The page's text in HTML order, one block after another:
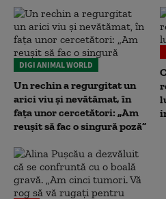
DIGI ANIMAL WORLD
Un rechin a regurgitat un
arici viu și nevătămat, în
fața unor cercetători: „Am
reușit să fac o singură poză”